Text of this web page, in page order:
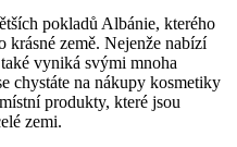
pokladů ‍Albánie, kterého⁤
krásné ‍země. Nejenže nabízí
vyniká ‌svými mnoha
chystáte na nákupy kosmetiky
produkty, které jsou
zemi.